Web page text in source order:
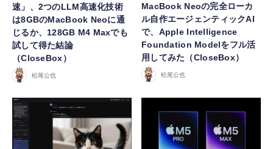
速」、2つのLLM高速化技術
は8GBのMacBook Neoに通
じるか、128GB M4 Maxでも
試して得た結論
（CloseBox）
松尾公也
MacBook Neoの完全ローカ
ル自作エージェンティックAI
で、Apple Intelligence
Foundation Modelをフル活
用してみた（CloseBox）
松尾公也